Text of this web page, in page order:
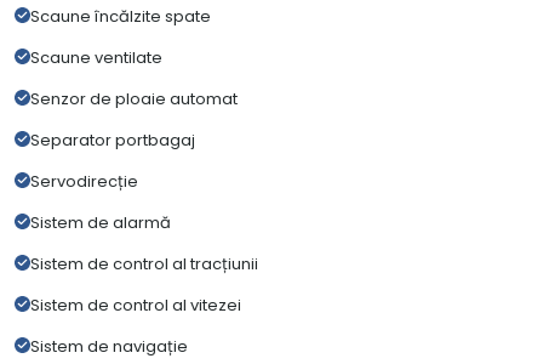
Scaune încălzite spate
Scaune ventilate
Senzor de ploaie automat
Separator portbagaj
Servodirecție
Sistem de alarmă
Sistem de control al tracțiunii
Sistem de control al vitezei
Sistem de navigație